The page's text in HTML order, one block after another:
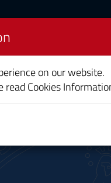
territory
on our website.
read Cookies